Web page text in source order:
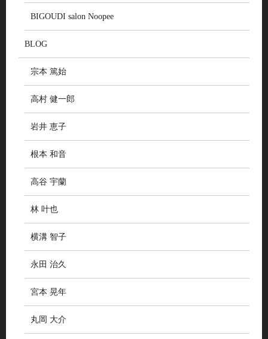
BIGOUDI salon Noopee
BLOG
宗本 篤始
高村 健一郎
岩井 恵子
根本 和音
高谷 宇蘭
林 叶也
横溝 智子
永田 治久
宮本 晃年
丸岡 大介